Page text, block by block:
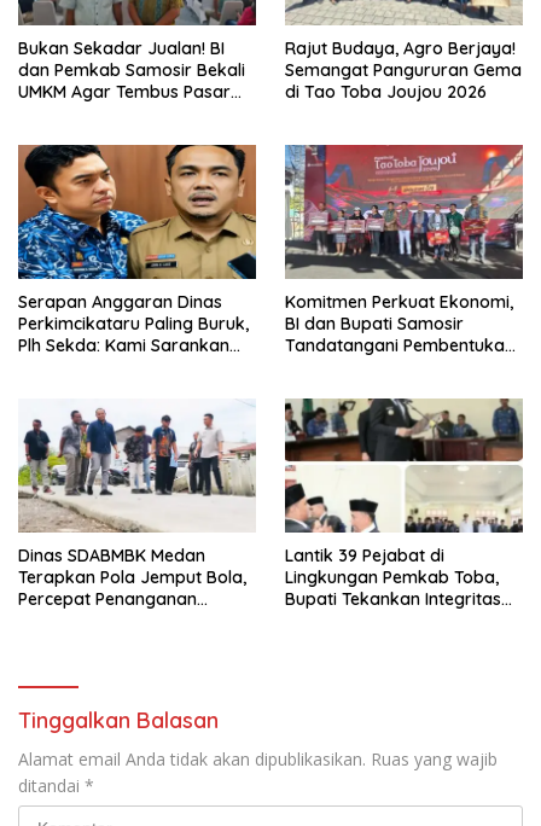
Bukan Sekadar Jualan! BI
dan Pemkab Samosir Bekali
UMKM Agar Tembus Pasar
Rajut Budaya, Agro Berjaya!
Semangat Pangururan Gema
di Tao Toba Joujou 2026
Serapan Anggaran Dinas
Perkimcikataru Paling Buruk,
Plh Sekda: Kami Sarankan
Komitmen Perkuat Ekonomi,
BI dan Bupati Samosir
Tandatangani Pembentukan
Dinas SDABMBK Medan
Terapkan Pola Jemput Bola,
Percepat Penanganan
Lantik 39 Pejabat di
Lingkungan Pemkab Toba,
Bupati Tekankan Integritas
Tinggalkan Balasan
Alamat email Anda tidak akan dipublikasikan. Ruas yang wajib
ditandai *